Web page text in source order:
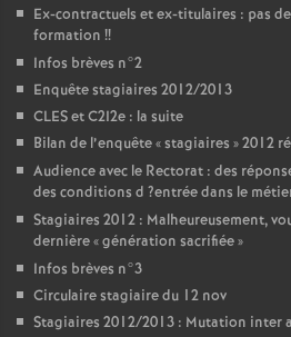
Ex-contractuels et ex-titulaires : pas
formation !!
Infos brèves n°2
Enquête stagiaires 2012/2013
CLESet C2I2e : la suite
Bilan de l’enquête «stagiaires » 2012
Audience avec le Rectorat : des
des conditions d ?entrée dans le
Stagiaires 2012 : Malheureusement,
dernière «génération sacrifiée»
Infos brèves n°3
Circulaire stagiaire du 12 nov
Stagiaires 2012/2013 : Mutation inter